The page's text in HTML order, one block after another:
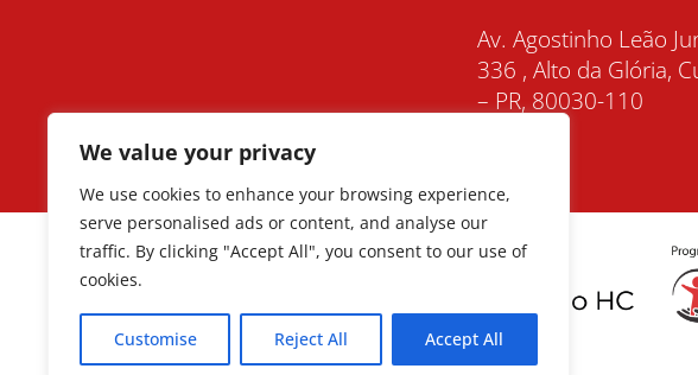
We value your privacy
We use cookies to enhance your browsing experience,
serve personalised ads or content, and analyse our
traffic. By clicking "Accept All", you consent to our use of
cookies.
Customise Reject All Accept All
Av. Agostinho Leão
336 , Alto da Glória,
– PR, 80030-110